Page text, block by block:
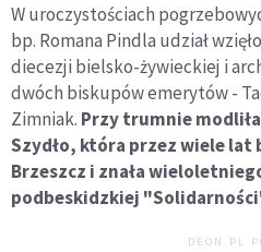
W uroczystościach
bp. Romana Pindla udział
diecezji bielsko-żywieckiej i
dwóch biskupów emerytów -
Zimniak. Przy trumnie
Szydło, która przez wiele lat
Brzeszcz i znała
podbeskidzkiej
DEON.PL